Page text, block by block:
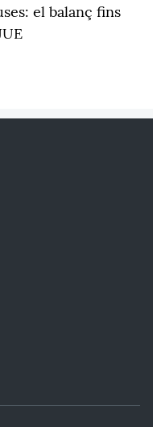
el balanç fins